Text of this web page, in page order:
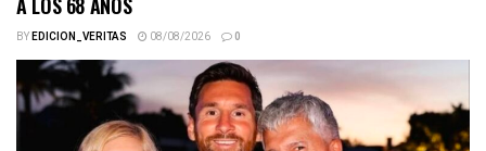
BYEDICION_VERITAS 08/08/2026 0